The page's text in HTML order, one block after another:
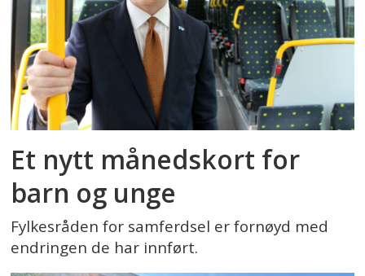
Et nytt månedskort for
barn og unge
Fylkesråden for samferdsel er fornøyd med
endringen de har innført.